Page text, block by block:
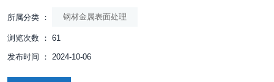
所属分类 ： 钢材金属表面处理
浏览次数 ： 61
发布时间 ： 2024-10-06